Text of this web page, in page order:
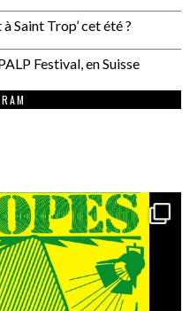
Saint Trop’ cet été ?
Festival, en Suisse